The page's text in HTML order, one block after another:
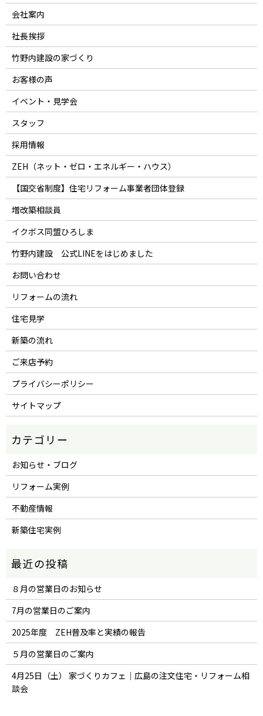
会社案内
社長挨拶
竹野内建設の家づくり
お客様の声
イベント・見学会
スタッフ
採用情報
ZEH（ネット・ゼロ・エネルギー・ハウス）
【国交省制度】住宅リフォーム事業者団体登録
増改築相談員
イクボス同盟ひろしま
竹野内建設 公式LINEをはじめました
お問い合わせ
リフォームの流れ
住宅見学
新築の流れ
ご来店予約
プライバシーポリシー
サイトマップ
お知らせ・ブログ
リフォーム実例
不動産情報
新築住宅実例
８月の営業日のお知らせ
7月の営業日のご案内
2025年度 ZEH普及率と実績の報告
５月の営業日のご案内
4月25日（土） 家づくりカフェ｜広島の注文住宅・リフォーム相
談会